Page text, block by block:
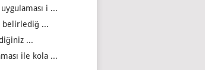
i ...
belirlediğ ...
...
ile kola ...